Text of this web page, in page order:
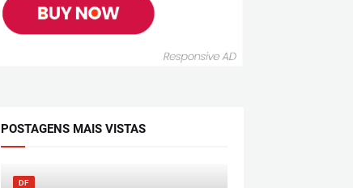
POSTAGENS MAIS VISTAS
DF